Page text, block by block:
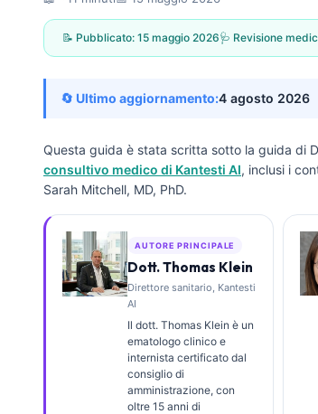
📝 Pubblicato: 15 maggio 2026🩺 Revisione
🔄 Ultimo aggiornamento:4 agosto 2026
Questa guida è stata scritta sotto la guida di
consultivo medico di Kantesti AI, inclusi i
Sarah Mitchell, MD, PhD.
AUTORE PRINCIPALE
Dott. Thomas Klein
Direttore sanitario, Kantesti
AI
Il dott. Thomas Klein è un
ematologo clinico e
internista certificato dal
consiglio di
amministrazione, con
oltre 15 anni di